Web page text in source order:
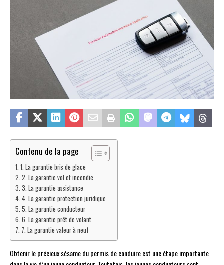
Contenu de la page
1. La garantie bris de glace
2. La garantie vol et incendie
3. La garantie assistance
4. La garantie protection juridique
5. La garantie conducteur
6. La garantie prêt de volant
7. La garantie valeur à neuf
Obtenir le précieux sésame du permis de conduire est une étape importante